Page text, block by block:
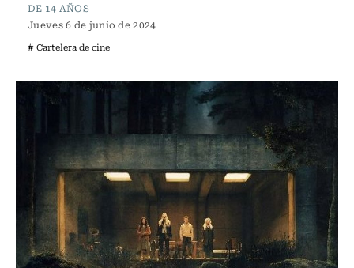
DE 14 AÑOS
Jueves 6 de junio de 2024
# Cartelera de cine